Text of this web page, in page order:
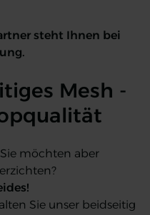
steht Ihnen bei
Mesh -
möchten aber
Sie unser beidseitig